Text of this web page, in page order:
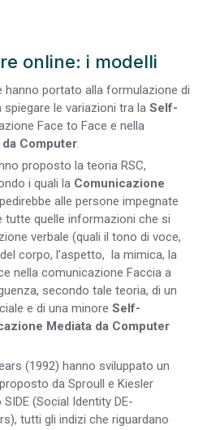
online: i modelli
hanno portato alla formulazione di
le variazioni tra la Self-
Face to Face e nella
Computer.
proposto la teoria RSC,
i quali la Comunicazione
alle persone impegnate
tutte quelle informazioni che si
verbale (quali il tono di voce,
corpo, l’aspetto, la mimica, la
nella comunicazione Faccia a
secondo tale teoria, di un
e di una minore Self-
Mediata da Computer
(1992) hanno sviluppato un
da Sproull e Kiesler
(Social Identity DE-
tutti gli indizi che riguardano